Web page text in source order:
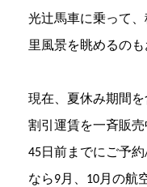
光辻馬車に乗って
里風景を眺めるのも
現在、夏休み期間
割引運賃を一斉販売
45日前までにご予
なら9月、10月の航